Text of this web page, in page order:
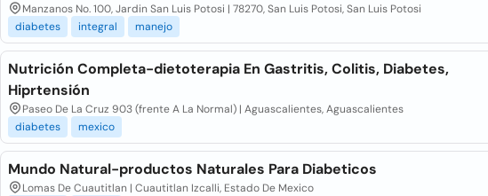
Manzanos No. 100, Jardin San Luis Potosi | 78270, San Luis Potosi, San Luis Potosi
diabetes
integral manejo
Nutrición Completa-dietoterapia En Gastritis, Colitis, Diabetes,
Hiprtensión
Paseo De La Cruz 903 (frente A La Normal) | Aguascalientes, Aguascalientes
diabetes
mexico
Mundo Natural-productos Naturales Para Diabeticos
Lomas De Cuautitlan | Cuautitlan Izcalli, Estado De Mexico